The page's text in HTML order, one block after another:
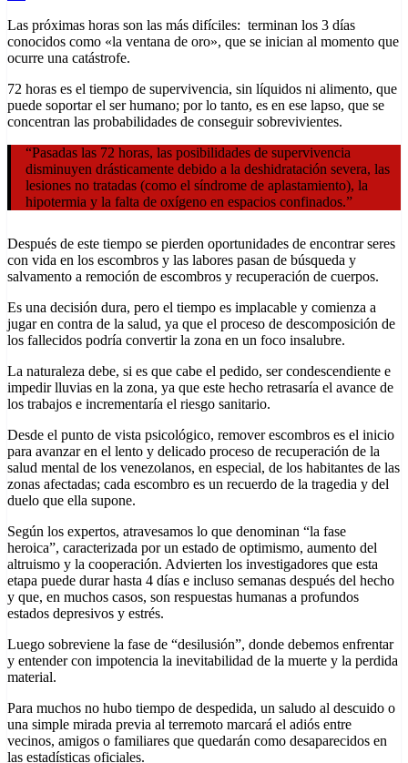
Las próximas horas son las más difíciles: terminan los 3 días
conocidos como «la ventana de oro», que se inician al momento que
ocurre una catástrofe.
72 horas es el tiempo de supervivencia, sin líquidos ni alimento, que
puede soportar el ser humano; por lo tanto, es en ese lapso, que se
concentran las probabilidades de conseguir sobrevivientes.
“Pasadas las 72 horas, las posibilidades de supervivencia
disminuyen drásticamente debido a la deshidratación severa, las
lesiones no tratadas (como el síndrome de aplastamiento), la
hipotermia y la falta de oxígeno en espacios confinados.”
Después de este tiempo se pierden oportunidades de encontrar seres
con vida en los escombros y las labores pasan de búsqueda y
salvamento a remoción de escombros y recuperación de cuerpos.
Es una decisión dura, pero el tiempo es implacable y comienza a
jugar en contra de la salud, ya que el proceso de descomposición de
los fallecidos podría convertir la zona en un foco insalubre.
La naturaleza debe, si es que cabe el pedido, ser condescendiente e
impedir lluvias en la zona, ya que este hecho retrasaría el avance de
los trabajos e incrementaría el riesgo sanitario.
Desde el punto de vista psicológico, remover escombros es el inicio
para avanzar en el lento y delicado proceso de recuperación de la
salud mental de los venezolanos, en especial, de los habitantes de las
zonas afectadas; cada escombro es un recuerdo de la tragedia y del
duelo que ella supone.
Según los expertos, atravesamos lo que denominan “la fase
heroica”, caracterizada por un estado de optimismo, aumento del
altruismo y la cooperación. Advierten los investigadores que esta
etapa puede durar hasta 4 días e incluso semanas después del hecho
y que, en muchos casos, son respuestas humanas a profundos
estados depresivos y estrés.
Luego sobreviene la fase de “desilusión”, donde debemos enfrentar
y entender con impotencia la inevitabilidad de la muerte y la perdida
material.
Para muchos no hubo tiempo de despedida, un saludo al descuido o
una simple mirada previa al terremoto marcará el adiós entre
vecinos, amigos o familiares que quedarán como desaparecidos en
las estadísticas oficiales.